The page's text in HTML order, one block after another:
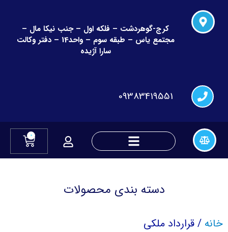
کرج-گوهردشت – فلکه اول – جنب نیکا مال –
مجتمع یاس – طبقه سوم – واحد14 – دفتر وکالت
سارا آژیده
09383419551
0
دسته بندی محصولات
خانه / قرارداد ملکی